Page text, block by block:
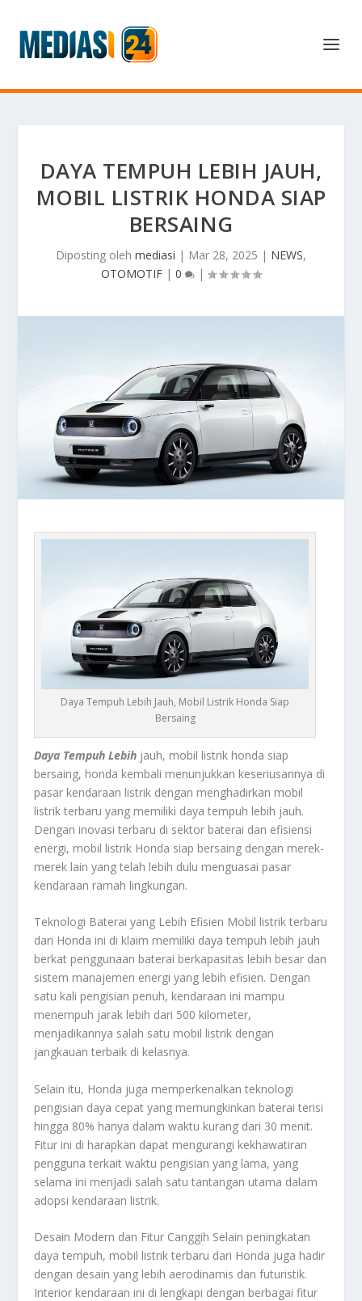
DAYA TEMPUH LEBIH JAUH,
MOBIL LISTRIK HONDA SIAP
BERSAING
Diposting oleh mediasi | Mar 28, 2025 | NEWS,
OTOMOTIF | 0 |
Daya Tempuh Lebih Jauh, Mobil Listrik Honda Siap
Bersaing
Daya Tempuh Lebih jauh, mobil listrik honda siap
bersaing, honda kembali menunjukkan keseriusannya di
pasar kendaraan listrik dengan menghadirkan mobil
listrik terbaru yang memiliki daya tempuh lebih jauh.
Dengan inovasi terbaru di sektor baterai dan efisiensi
energi, mobil listrik Honda siap bersaing dengan merek-
merek lain yang telah lebih dulu menguasai pasar
kendaraan ramah lingkungan.
Teknologi Baterai yang Lebih Efisien Mobil listrik terbaru
dari Honda ini di klaim memiliki daya tempuh lebih jauh
berkat penggunaan baterai berkapasitas lebih besar dan
sistem manajemen energi yang lebih efisien. Dengan
satu kali pengisian penuh, kendaraan ini mampu
menempuh jarak lebih dari 500 kilometer,
menjadikannya salah satu mobil listrik dengan
jangkauan terbaik di kelasnya.
Selain itu, Honda juga memperkenalkan teknologi
pengisian daya cepat yang memungkinkan baterai terisi
hingga 80% hanya dalam waktu kurang dari 30 menit.
Fitur ini di harapkan dapat mengurangi kekhawatiran
pengguna terkait waktu pengisian yang lama, yang
selama ini menjadi salah satu tantangan utama dalam
adopsi kendaraan listrik.
Desain Modern dan Fitur Canggih Selain peningkatan
daya tempuh, mobil listrik terbaru dari Honda juga hadir
dengan desain yang lebih aerodinamis dan futuristik.
Interior kendaraan ini di lengkapi dengan berbagai fitur